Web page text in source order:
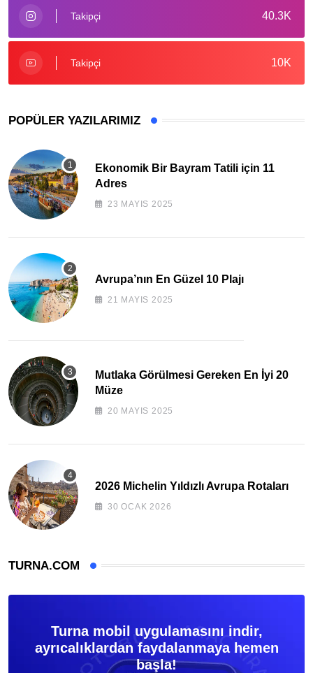
40.3K
Takipçi
10K
Takipçi
POPÜLER YAZILARIMIZ
Ekonomik Bir Bayram Tatili için 11
Adres
23 MAYIS 2025
Avrupa’nın En Güzel 10 Plajı
21 MAYIS 2025
Mutlaka Görülmesi Gereken En İyi 20
Müze
20 MAYIS 2025
2026 Michelin Yıldızlı Avrupa Rotaları
30 OCAK 2026
TURNA.COM
Turna mobil uygulamasını indir,
ayrıcalıklardan faydalanmaya hemen
başla!